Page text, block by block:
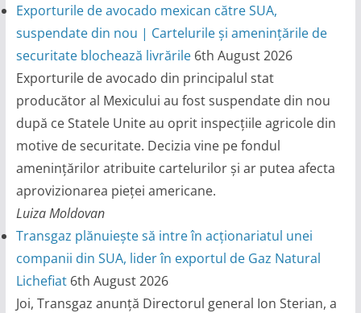
Exporturile de avocado mexican către SUA,
suspendate din nou | Cartelurile și amenințările de
securitate blochează livrările 6th August 2026
Exporturile de avocado din principalul stat
producător al Mexicului au fost suspendate din nou
după ce Statele Unite au oprit inspecțiile agricole din
motive de securitate. Decizia vine pe fondul
amenințărilor atribuite cartelurilor și ar putea afecta
aprovizionarea pieței americane.
Luiza Moldovan
Transgaz plănuiește să intre în acționariatul unei
companii din SUA, lider în exportul de Gaz Natural
Lichefiat 6th August 2026
Joi, Transgaz anunță Directorul general Ion Sterian, a